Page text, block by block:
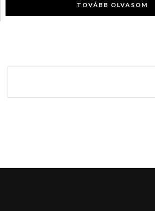
TOVÁBB OLVASOM